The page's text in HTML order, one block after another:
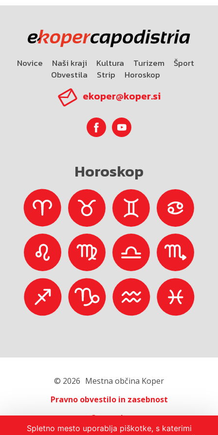
Novice Naši kraji Kultura Turizem
Šport
Obvestila
Strip Horoskop
ekoper@koper.si
Horoskop
© 2026 Mestna občina Koper
Pravno obvestilo in zasebnost
O portalu
Spletno mesto uporablja piškotke, s katerimi